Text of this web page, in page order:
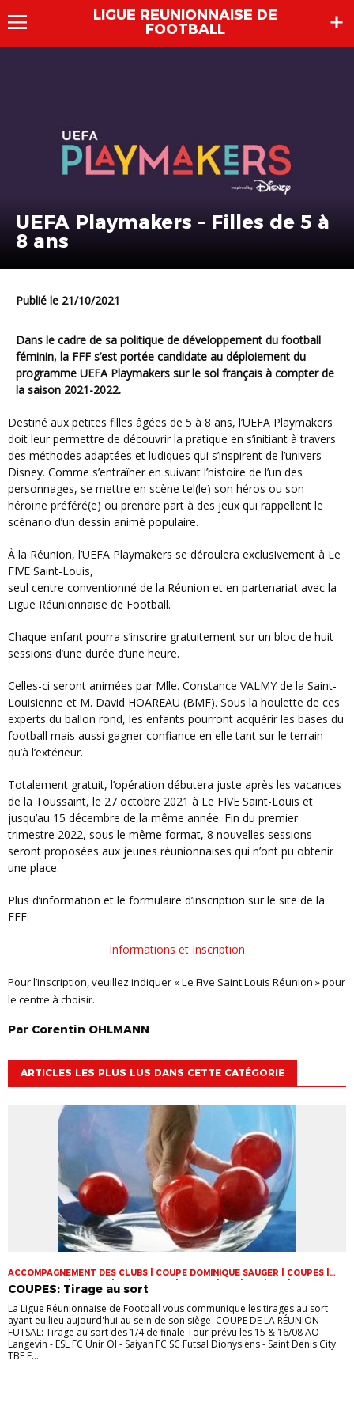
LIGUE REUNIONNAISE DE
FOOTBALL
UEFA Playmakers – Filles de 5 à
8 ans
Publié le 21/10/2021
Dans le cadre de sa politique de développement du football
féminin, la FFF s’est portée candidate au déploiement du
programme UEFA Playmakers sur le sol français à compter de
la saison 2021-2022.
Destiné aux petites filles âgées de 5 à 8 ans, l’UEFA Playmakers
doit leur permettre de découvrir la pratique en s’initiant à travers
des méthodes adaptées et ludiques qui s’inspirent de l’univers
Disney. Comme s’entraîner en suivant l’histoire de l’un des
personnages, se mettre en scène tel(le) son héros ou son
héroïne préféré(e) ou prendre part à des jeux qui rappellent le
scénario d’un dessin animé populaire.
À la Réunion, l’UEFA Playmakers se déroulera exclusivement à Le
FIVE Saint-Louis,
seul centre conventionné de la Réunion et en partenariat avec la
Ligue Réunionnaise de Football.
Chaque enfant pourra s’inscrire gratuitement sur un bloc de huit
sessions d’une durée d’une heure.
Celles-ci seront animées par Mlle. Constance VALMY de la Saint-
Louisienne et M. David HOAREAU (BMF). Sous la houlette de ces
experts du ballon rond, les enfants pourront acquérir les bases du
football mais aussi gagner confiance en elle tant sur le terrain
qu’à l’extérieur.
Totalement gratuit, l’opération débutera juste après les vacances
de la Toussaint, le 27 octobre 2021 à Le FIVE Saint-Louis et
jusqu’au 15 décembre de la même année. Fin du premier
trimestre 2022, sous le même format, 8 nouvelles sessions
seront proposées aux jeunes réunionnaises qui n’ont pu obtenir
une place.
Plus d’information et le formulaire d’inscription sur le site de la
FFF:
Informations et Inscription
Pour l’inscription, veuillez indiquer « Le Five Saint Louis Réunion » pour
le centre à choisir.
Par Corentin OHLMANN
ARTICLES LES PLUS LUS DANS CETTE CATÉGORIE
ACCOMPAGNEMENT DES CLUBS | COUPE DOMINIQUE SAUGER | COUPES |
FOOT LOISIR | FUTSAL | INFOS-LIGUE | JEUNES | U14 | U15 | U17 | VIE DES
CLUBS
COUPES: Tirage au sort
La Ligue Réunionnaise de Football vous communique les tirages au sort
ayant eu lieu aujourd'hui au sein de son siège COUPE DE LA RÉUNION
FUTSAL: Tirage au sort des 1/4 de finale Tour prévu les 15 & 16/08 AO
Langevin - ESL FC Unir OI - Saiyan FC SC Futsal Dionysiens - Saint Denis City
TBF F...